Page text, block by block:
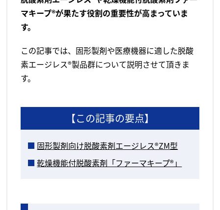
マキープ®が果たす役割の重要性が高まっていま
す。
この記事では、固形製剤や医療機器に適した脱酸
素エージレス®製品群について説明させて頂きま
す。
【この記事の要点】
固形製剤向け脱酸素剤エージレス®ZM型
乾燥機能付脱酸素剤「ファーマキープ®」